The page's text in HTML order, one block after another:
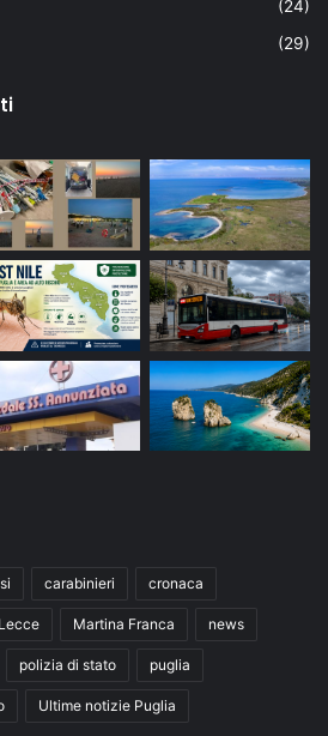
(24)
(29)
carabinieri cronaca
Lecce Martina Franca news
polizia di stato puglia
Ultime notizie Puglia